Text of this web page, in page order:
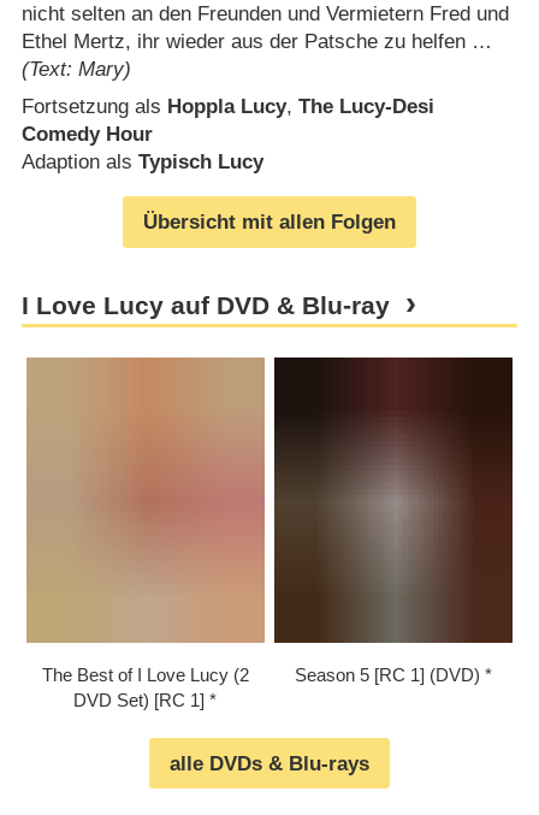
nicht selten an den Freunden und Vermietern Fred und
Ethel Mertz, ihr wieder aus der Patsche zu helfen …
(Text: Mary)
Fortsetzung als Hoppla Lucy, The Lucy-Desi
Comedy Hour
Adaption als Typisch Lucy
Übersicht mit allen Folgen
I Love Lucy auf DVD & Blu-ray
The Best of I Love Lucy (2
DVD Set) [RC 1]
Season 5 [RC 1] (DVD)
alle DVDs & Blu-rays